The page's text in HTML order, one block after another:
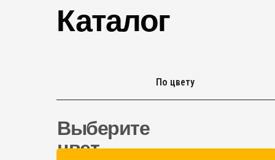
Каталог
По цвету
Выберите
цвет